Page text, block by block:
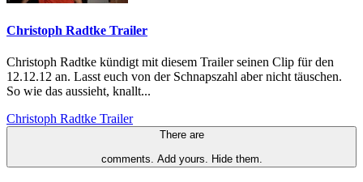
Christoph Radtke Trailer
Christoph Radtke kündigt mit diesem Trailer seinen Clip für den
12.12.12 an. Lasst euch von der Schnapszahl aber nicht täuschen.
So wie das aussieht, knallt...
Christoph Radtke Trailer
There are
comments. Add yours. Hide them.